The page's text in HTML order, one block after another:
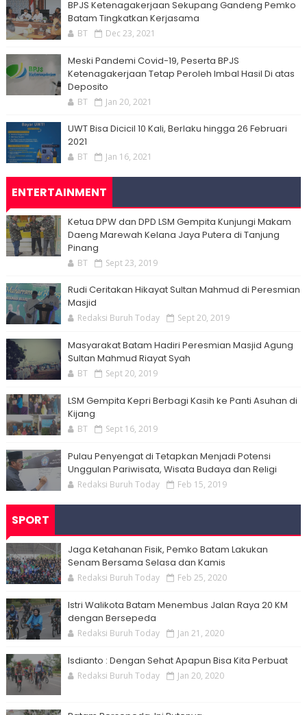
BPJS Ketenagakerjaan Sekupang Gandeng Pemko
Batam Tingkatkan Kerjasama
BT Dec 23, 2021
Meski Pandemi Covid-19, Peserta BPJS
Ketenagakerjaan Tetap Peroleh Imbal Hasil Di atas
Deposito
BT Jan 20, 2021
UWT Bisa Dicicil 10 Kali, Berlaku hingga 26 Februari
2021
BT Jan 16, 2021
ENTERTAINMENT
Ketua DPW dan DPD LSM Gempita Kunjungi Makam
Daeng Marewah Kelana Jaya Putera di Tanjung
Pinang
BT Sept 23, 2019
Rudi Ceritakan Hikayat Sultan Mahmud di Peresmian
Masjid
Redaksi Buruh Today Sept 20, 2019
Masyarakat Batam Hadiri Peresmian Masjid Agung
Sultan Mahmud Riayat Syah
BT Sept 20, 2019
LSM Gempita Kepri Berbagi Kasih ke Panti Asuhan di
Kijang
BT Sept 16, 2019
Pulau Penyengat di Tetapkan Menjadi Potensi
Unggulan Pariwisata, Wisata Budaya dan Religi
Redaksi Buruh Today Feb 15, 2019
SPORT
Jaga Ketahanan Fisik, Pemko Batam Lakukan
Senam Bersama Selasa dan Kamis
Redaksi Buruh Today Feb 25, 2020
Istri Walikota Batam Menembus Jalan Raya 20 KM
dengan Bersepeda
Redaksi Buruh Today Jan 21, 2020
Isdianto : Dengan Sehat Apapun Bisa Kita Perbuat
Redaksi Buruh Today Jan 20, 2020